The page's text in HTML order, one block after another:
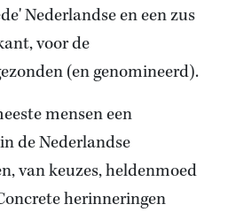
Nederlandse en een zus
voor de
(en genomineerd).
mensen een
de Nederlandse
van keuzes, heldenmoed
herinneringen